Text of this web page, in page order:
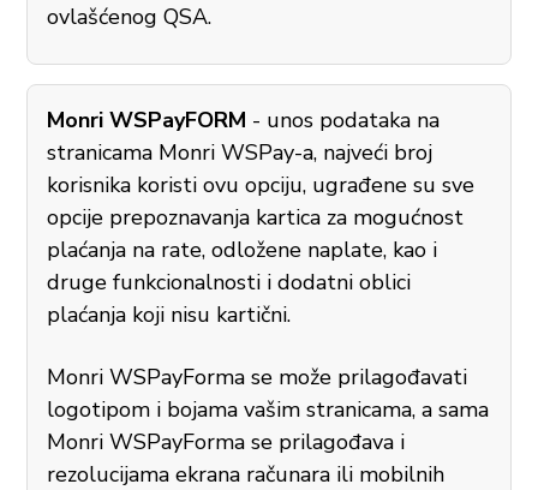
ovlašćenog QSA.
Monri WSPayFORM - unos podataka na
stranicama Monri WSPay-a, najveći broj
korisnika koristi ovu opciju, ugrađene su sve
opcije prepoznavanja kartica za mogućnost
plaćanja na rate, odložene naplate, kao i
druge funkcionalnosti i dodatni oblici
plaćanja koji nisu kartični.
Monri WSPayForma se može prilagođavati
logotipom i bojama vašim stranicama, a sama
Monri WSPayForma se prilagođava i
rezolucijama ekrana računara ili mobilnih